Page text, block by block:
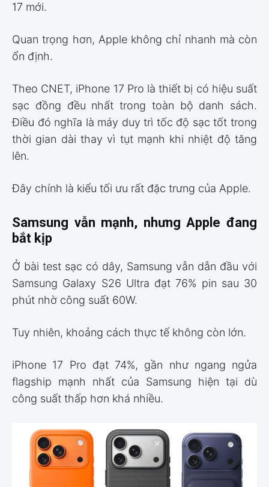
17 mới.
Quan trọng hơn, Apple không chỉ nhanh mà còn
ổn định.
Theo CNET, iPhone 17 Pro là thiết bị có hiệu suất
sạc đồng đều nhất trong toàn bộ danh sách.
Điều đó nghĩa là máy duy trì tốc độ sạc tốt trong
thời gian dài thay vì tụt mạnh khi nhiệt độ tăng
lên.
Đây chính là kiểu tối ưu rất đặc trưng của Apple.
Samsung vẫn mạnh, nhưng Apple đang
bắt kịp
Ở bài test sạc có dây, Samsung vẫn dẫn đầu với
Samsung Galaxy S26 Ultra đạt 76% pin sau 30
phút nhờ công suất 60W.
Tuy nhiên, khoảng cách thực tế không còn lớn.
iPhone 17 Pro đạt 74%, gần như ngang ngửa
flagship mạnh nhất của Samsung hiện tại dù
công suất thấp hơn khá nhiều.